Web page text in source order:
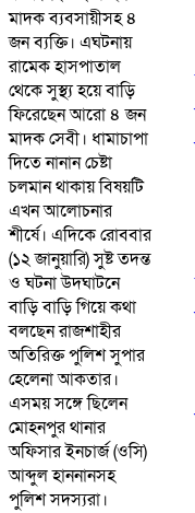
মাদক ব্যবসায়ীসহ ৪
জন ব্যক্তি। এঘটনায়
রামেক হাসপাতাল
থেকে সুস্থ্য হয়ে বাড়ি
ফিরেছেন আরো ৪ জন
মাদক সেবী। ধামাচাপা
দিতে নানান চেষ্টা
চলমান থাকায় বিষয়টি
এখন আলোচনার
শীর্ষে। এদিকে রোববার
(১২ জানুয়ারি) সুষ্ট তদন্ত
ও ঘটনা উদঘাটনে
বাড়ি বাড়ি গিয়ে কথা
বলছেন রাজশাহীর
অতিরিক্ত পুলিশ সুপার
হেলেনা আকতার।
এসময় সঙ্গে ছিলেন
মোহনপুর থানার
অফিসার ইনচার্জ (ওসি)
আব্দুল হাননানসহ
পুলিশ সদস্যরা।